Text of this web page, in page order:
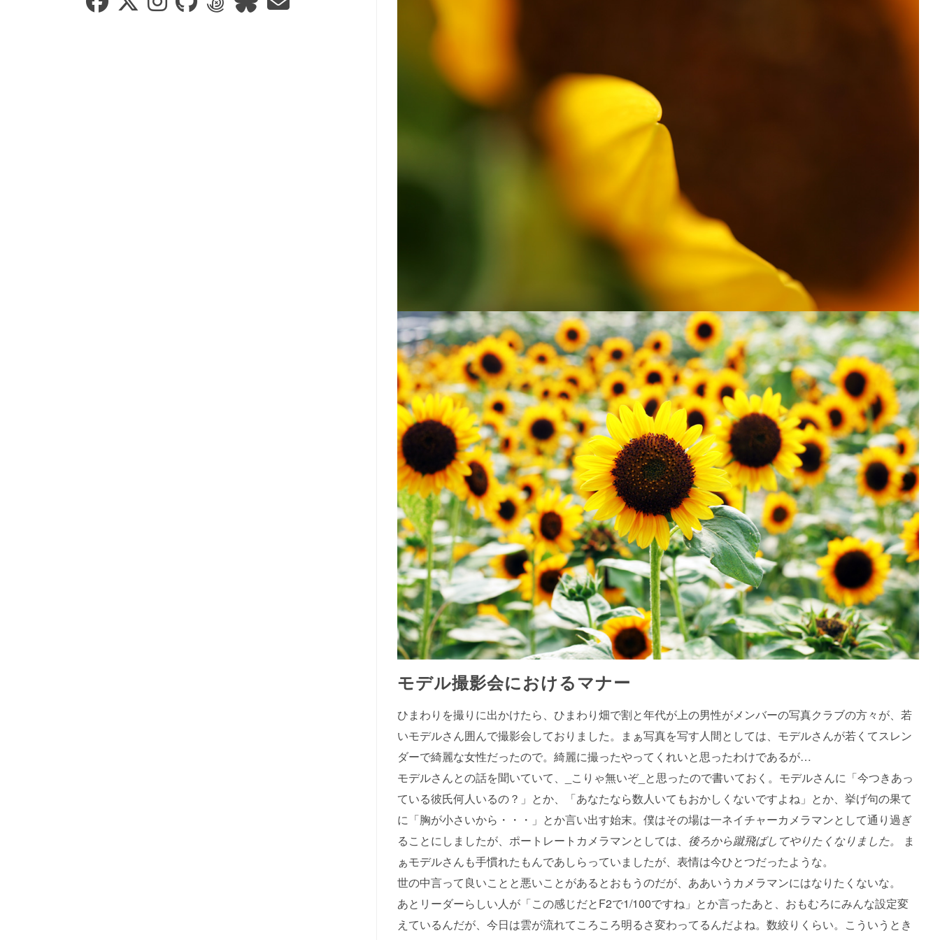
モデル撮影会におけるマナー
ひまわりを撮りに出かけたら、ひまわり畑で割と年代が上の男性がメンバーの写真クラブの方々が、若
いモデルさん囲んで撮影会しておりました。まぁ写真を写す人間としては、モデルさんが若くてスレン
ダーで綺麗な女性だったので。綺麗に撮ったやってくれいと思ったわけであるが…
モデルさんとの話を聞いていて、_こりゃ無いぞ_と思ったので書いておく。モデルさんに「今つきあっ
ている彼氏何人いるの？」とか、「あなたなら数人いてもおかしくないですよね」とか、挙げ句の果て
に「胸が小さいから・・・」とか言い出す始末。僕はその場は一ネイチャーカメラマンとして通り過ぎ
ることにしましたが、ポートレートカメラマンとしては、 後ろから蹴飛ばしてやりたくなりました。
ま
ぁモデルさんも手慣れたもんであしらっていましたが、表情は今ひとつだったような。
世の中言って良いことと悪いことがあるとおもうのだが、ああいうカメラマンにはなりたくないな。
あとリーダーらしい人が「この感じだとF2で1/100ですね」とか言ったあと、おもむろにみんな設定変
えているんだが、今日は雲が流れてころころ明るさ変わってるんだよね。数絞りくらい。こういうとき